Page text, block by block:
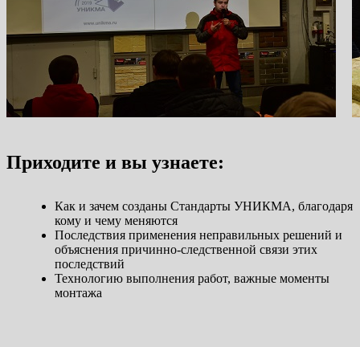
Приходите и вы узнаете:
Как и зачем созданы Стандарты УНИКМА, благодаря
кому и чему меняются
Последствия применения неправильных решений и
объяснения причинно-следственной связи этих
последствий
Технологию выполнения работ, важные моменты
монтажа